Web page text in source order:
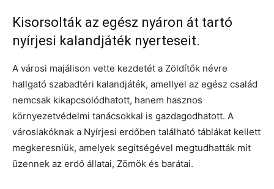
Kisorsolták az egész nyáron át tartó
nyírjesi kalandjáték nyerteseit.
A városi majálison vette kezdetét a Zöldítők névre
hallgató szabadtéri kalandjáték, amellyel az egész család
nemcsak kikapcsolódhatott, hanem hasznos
környezetvédelmi tanácsokkal is gazdagodhatott. A
városlakóknak a Nyírjesi erdőben található táblákat kellett
megkeresniük, amelyek segítségével megtudhatták mit
üzennek az erdő állatai, Zömök és barátai.